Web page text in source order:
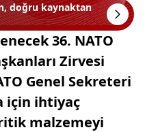
doğru kaynaktan
36. NATO
Zirvesi
Genel Sekreteri
için ihtiyaç
malzemeyi